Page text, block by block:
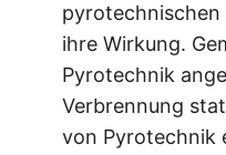
pyrotechnischen
ihre Wirkung.
Pyrotechnik
Verbrennung
von Pyrotechnik